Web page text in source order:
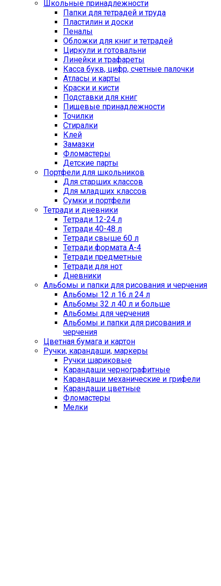
Школьные принадлежности
Папки для тетрадей и труда
Пластилин и доски
Пеналы
Обложки для книг и тетрадей
Циркули и готовальни
Линейки и трафареты
Касса букв, цифр, счетные палочки
Атласы и карты
Краски и кисти
Подставки для книг
Пищевые принадлежности
Точилки
Стиралки
Клей
Замазки
Фломастеры
Детские парты
Портфели для школьников
Для старших классов
Для младших классов
Сумки и портфели
Тетради и дневники
Тетради 12-24 л
Тетради 40-48 л
Тетради свыше 60 л
Тетради формата А-4
Тетради предметные
Тетради для нот
Дневники
Альбомы и папки для рисования и черчения
Альбомы 12 л 16 л 24 л
Альбомы 32 л 40 л и больше
Альбомы для черчения
Альбомы и папки для рисования и
черчения
Цветная бумага и картон
Ручки, карандаши, маркеры
Ручки шариковые
Карандаши чернографитные
Карандаши механические и грифели
Карандаши цветные
Фломастеры
Мелки